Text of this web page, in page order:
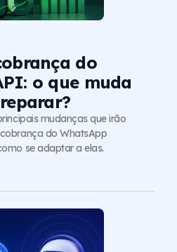
do
o que muda
mudanças que irão
do WhatsApp
se adaptar a elas.